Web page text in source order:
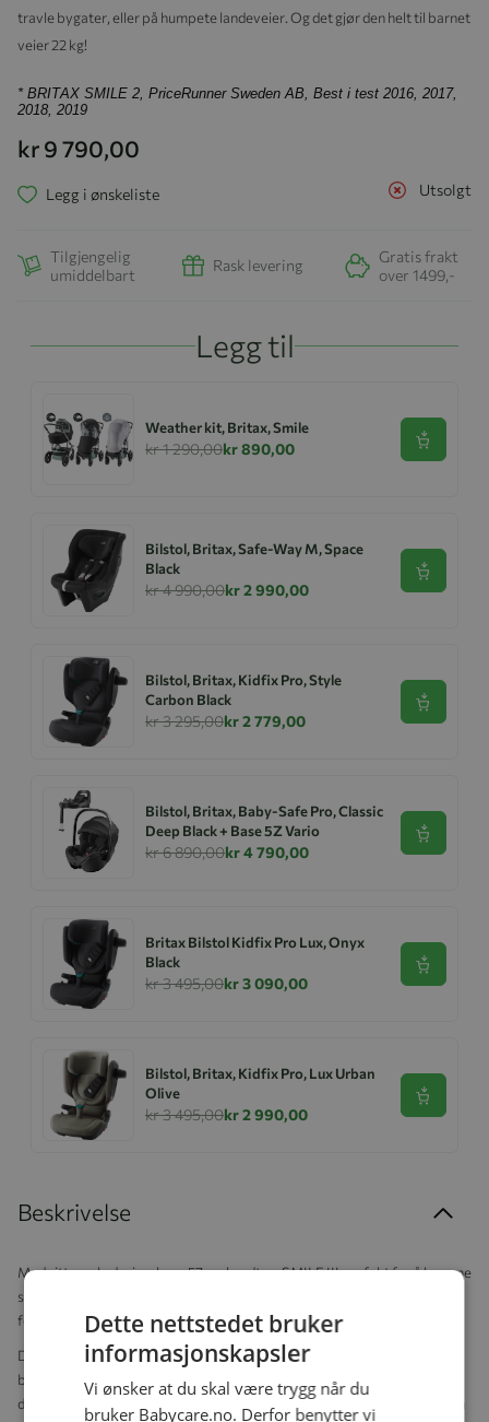
travle bygater, eller på humpete landeveier. Og det gjør den helt til barnet
veier 22 kg!
* BRITAX SMILE 2, PriceRunner Sweden AB, Best i test 2016, 2017,
2018, 2019
kr 9 790,00
Utsolgt
Legg i ønskeliste
Tilgjengelig
umiddelbart
Rask levering
Gratis frakt
over 1499,-
Legg til
Weather kit, Britax, Smile
kr 1 290,00kr 890,00 Se
Bilstol, Britax, Safe-Way M, Space
Black
kr 4 990,00kr 2 990,00
Se
Bilstol, Britax, Kidfix Pro, Style
Carbon Black
kr 3 295,00kr 2 779,00
Se
Bilstol, Britax, Baby-Safe Pro, Classic
Deep Black + Base 5Z Vario
kr 6 890,00kr 4 790,00
Se
Britax Bilstol Kidfix Pro Lux, Onyx
Black
kr 3 495,00kr 3 090,00
Se
Bilstol, Britax, Kidfix Pro, Lux Urban
Olive
kr 3 495,00kr 2 990,00
Se
Beskrivelse
Med sitt smale design, bare 57 cm bredt, er SMILE III perfekt for å komme
seg lettvint rundt både på shoppingsentre og selv de smaleste, mest
folksomme stedene.
De sentralt plasserte støtdemperne på understellet og forhjulene gir en
behagelig trilletur uansett terreng. Ingenting vil forstyrre den lille, enten
du går på brosteinsbelagte gater eller langs landeveien.
Dette nettstedet bruker
informasjonskapsler
Vi ønsker at du skal være trygg når du
bruker Babycare.no. Derfor benytter vi